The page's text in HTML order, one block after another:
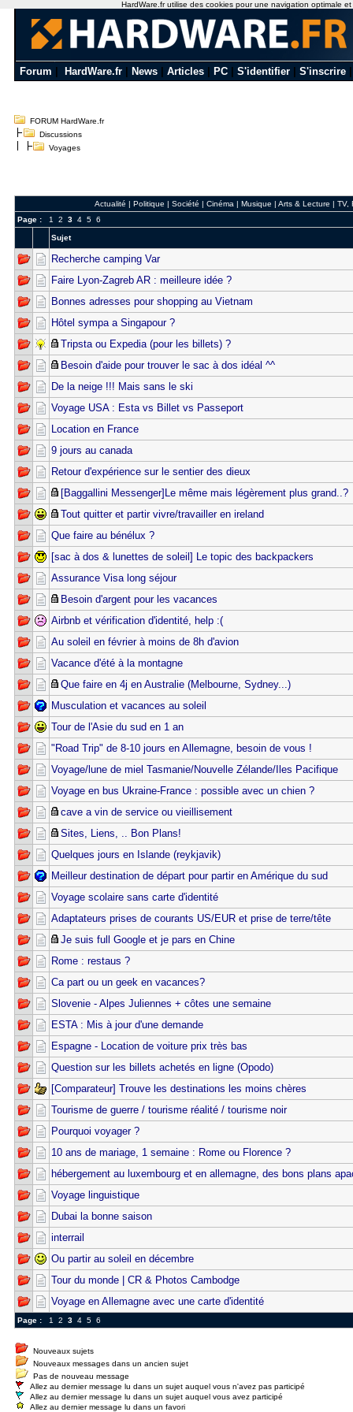
Forum HardWare.fr News Articles PC S'identifier S'inscrire
FORUM HardWare.fr
Discussions
Voyages
Actualité |Politique |Société |Cinéma |Musique |Arts & Lecture |TV,
Page :
1 2 3 4 5 6
Sujet
Recherche camping Var
Faire Lyon-Zagreb AR : meilleure idée ?
Bonnes adresses pour shopping au Vietnam
Hôtel sympa a Singapour ?
Tripsta ou Expedia (pour les billets) ?
Besoin d'aide pour trouver le sac à dos idéal ^^
De la neige !!! Mais sans le ski
Voyage USA : Esta vs Billet vs Passeport
Location en France
9 jours au canada
Retour d'expérience sur le sentier des dieux
[Baggallini Messenger]Le même mais légèrement plus grand..?
Tout quitter et partir vivre/travailler en ireland
Que faire au bénélux ?
[sac à dos & lunettes de soleil] Le topic des backpackers
Assurance Visa long séjour
Besoin d'argent pour les vacances
Airbnb et vérification d'identité, help :(
Au soleil en février à moins de 8h d'avion
Vacance d'été à la montagne
Que faire en 4j en Australie (Melbourne, Sydney...)
Musculation et vacances au soleil
Tour de l'Asie du sud en 1 an
"Road Trip" de 8-10 jours en Allemagne, besoin de vous !
Voyage/lune de miel Tasmanie/Nouvelle Zélande/Iles Pacifique
Voyage en bus Ukraine-France : possible avec un chien ?
cave a vin de service ou vieillisement
Sites, Liens, .. Bon Plans!
Quelques jours en Islande (reykjavik)
Meilleur destination de départ pour partir en Amérique du sud
Voyage scolaire sans carte d'identité
Adaptateurs prises de courants US/EUR et prise de terre/tête
Je suis full Google et je pars en Chine
Rome : restaus ?
Ca part ou un geek en vacances?
Slovenie - Alpes Juliennes + côtes une semaine
ESTA : Mis à jour d'une demande
Espagne - Location de voiture prix très bas
Question sur les billets achetés en ligne (Opodo)
[Comparateur] Trouve les destinations les moins chères
Tourisme de guerre / tourisme réalité / tourisme noir
Pourquoi voyager ?
10 ans de mariage, 1 semaine : Rome ou Florence ?
hébergement au luxembourg et en allemagne, des bons plans
Voyage linguistique
Dubai la bonne saison
interrail
Ou partir au soleil en décembre
Tour du monde | CR & Photos Cambodge
Voyage en Allemagne avec une carte d'identité
Page : 1 2 3 4 5 6
Nouveaux sujets
Nouveaux messages dans un ancien sujet
Pas de nouveau message
Allez au dernier message lu dans un sujet auquel vous n'avez pas participé
Allez au dernier message lu dans un sujet auquel vous avez participé
Allez au dernier message lu dans un favori
HardWare.fr utilise des cookies pour une navigation optimale